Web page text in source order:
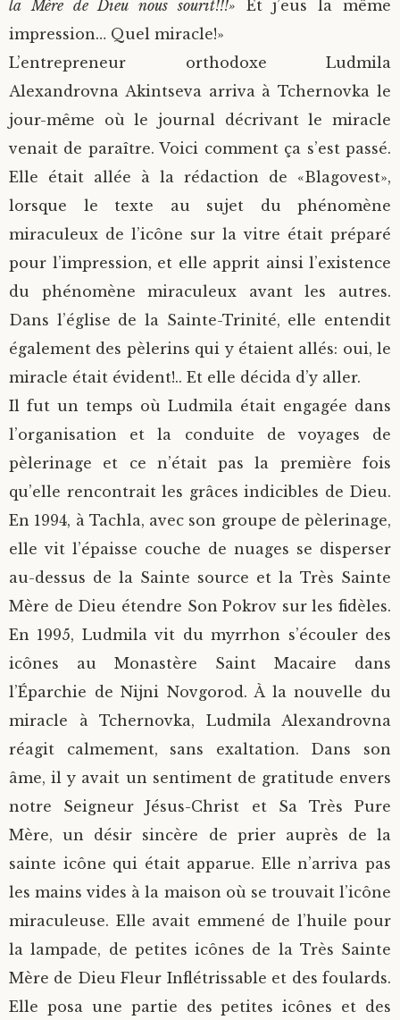
la Mère de Dieu nous sourit!!!» Et j’eus la même
impression… Quel miracle!»
L’entrepreneur orthodoxe Ludmila
Alexandrovna Akintseva arriva à Tchernovka le
jour-même où le journal décrivant le miracle
venait de paraître. Voici comment ça s’est passé.
Elle était allée à la rédaction de «Blagovest»,
lorsque le texte au sujet du phénomène
miraculeux de l’icône sur la vitre était préparé
pour l’impression, et elle apprit ainsi l’existence
du phénomène miraculeux avant les autres.
Dans l’église de la Sainte-Trinité, elle entendit
également des pèlerins qui y étaient allés: oui, le
miracle était évident!.. Et elle décida d’y aller.
Il fut un temps où Ludmila était engagée dans
l’organisation et la conduite de voyages de
pèlerinage et ce n’était pas la première fois
qu’elle rencontrait les grâces indicibles de Dieu.
En 1994, à Tachla, avec son groupe de pèlerinage,
elle vit l’épaisse couche de nuages se disperser
au-dessus de la Sainte source et la Très Sainte
Mère de Dieu étendre Son Pokrov sur les fidèles.
En 1995, Ludmila vit du myrrhon s’écouler des
icônes au Monastère Saint Macaire dans
l’Éparchie de Nijni Novgorod. À la nouvelle du
miracle à Tchernovka, Ludmila Alexandrovna
réagit calmement, sans exaltation. Dans son
âme, il y avait un sentiment de gratitude envers
notre Seigneur Jésus-Christ et Sa Très Pure
Mère, un désir sincère de prier auprès de la
sainte icône qui était apparue. Elle n’arriva pas
les mains vides à la maison où se trouvait l’icône
miraculeuse. Elle avait emmené de l’huile pour
la lampade, de petites icônes de la Très Sainte
Mère de Dieu Fleur Inflétrissable et des foulards.
Elle posa une partie des petites icônes et des